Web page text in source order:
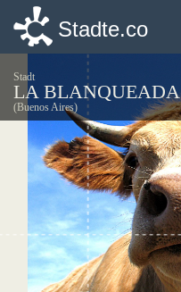
Stadte.co
Stadt
LA BLANQUEADA
(Buenos Aires)
Stadte.co